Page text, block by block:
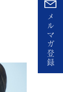
メ
ル
マ
ガ
登
録